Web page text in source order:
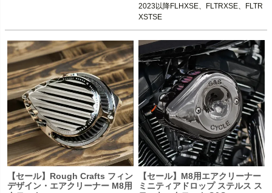
2023以降FLHXSE、FLTRXSE、FLTR
XSTSE
2025以降クルーザーソフテイル
【セール】Rough Crafts フィン
デザイン・エアクリーナー M8用
【セール】M8用エアクリーナー
ミニティアドロップ ステルス ス